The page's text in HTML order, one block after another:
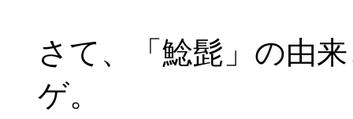
さて、「鯰髭」の由
ゲ。